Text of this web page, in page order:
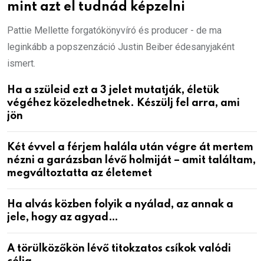
mint azt el tudnád képzelni
Pattie Mellette forgatókönyvíró és producer - de ma
leginkább a popszenzáció Justin Beiber édesanyjaként
ismert.
Ha a szüleid ezt a 3 jelet mutatják, életük
végéhez közeledhetnek. Készülj fel arra, ami
jön
Két évvel a férjem halála után végre át mertem
nézni a garázsban lévő holmiját – amit találtam,
megváltoztatta az életemet
Ha alvás közben folyik a nyálad, az annak a
jele, hogy az agyad…
A törülközőkön lévő titokzatos csíkok valódi